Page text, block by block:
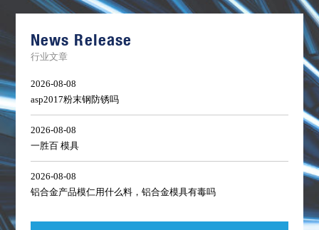
清
News Release
行业文章
2026-08-08
asp2017粉末钢防锈吗
2026-08-08
一胜百 模具
2026-08-08
铝合金产品模仁用什么料，铝合金模具有毒吗